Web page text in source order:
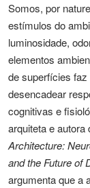
Somos, por
estímulos do
luminosidade,
elementos
de superfícies faz
desencadear
cognitivas e
arquiteta e autora
Architecture:
and the Future of
argumenta que a